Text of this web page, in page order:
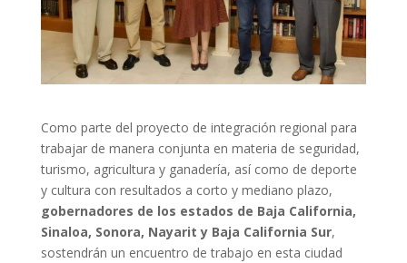
Como parte del proyecto de integración regional para
trabajar de manera conjunta en materia de seguridad,
turismo, agricultura y ganadería, así como de deporte
y cultura con resultados a corto y mediano plazo,
gobernadores de los estados de Baja California,
Sinaloa, Sonora, Nayarit y Baja California Sur,
sostendrán un encuentro de trabajo en esta ciudad